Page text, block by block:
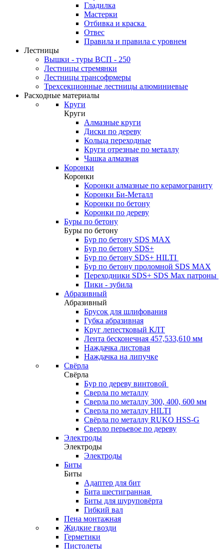
Гладилка
Мастерки
Отбивка и краска
Отвес
Правила и правила с уровнем
Лестницы
Вышки - туры ВСП - 250
Лестницы стремянки
Лестницы трансофрмеры
Трехсекционные лестницы алюминиевые
Расходные материалы
Круги
Круги
Алмазные круги
Диски по дереву
Кольца переходные
Круги отрезные по металлу
Чашка алмазная
Коронки
Коронки
Коронки алмазные по керамограниту
Коронки Би-Металл
Коронки по бетону
Коронки по дереву
Буры по бетону
Буры по бетону
Бур по бетону SDS MAX
Бур по бетону SDS+
Бур по бетону SDS+ HILTI
Бур по бетону проломной SDS MAX
Переходники SDS+ SDS Max патроны
Пики - зубила
Абразивный
Абразивный
Брусок для шлифования
Губка абразивная
Круг лепестковый КЛТ
Лента бесконечная 457,533,610 мм
Наждачка листовая
Наждачка на липучке
Свёрла
Свёрла
Бур по дереву винтовой
Сверла по металлу
Сверла по металлу 300, 400, 600 мм
Сверла по металлу HILTI
Свёрла по металлу RUKO HSS-G
Сверло перьевое по дереву
Электроды
Электроды
Электроды
Биты
Биты
Адаптер для бит
Бита шестигранная
Биты для шуруповёрта
Гибкий вал
Пена монтажная
Жидкие гвозди
Герметики
Пистолеты